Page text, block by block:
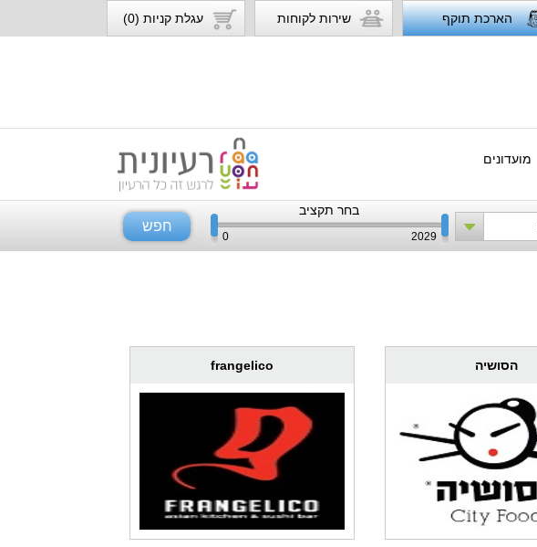
הארכת תוקף שירות לקוחות עגלת קניות (0)
מועדונים
בחר תקציב
0 2029
חפש
הסושיה frangelico